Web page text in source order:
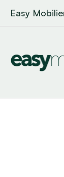
Easy